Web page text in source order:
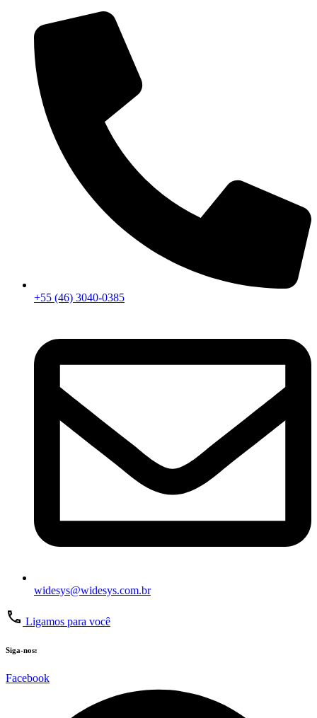
+55 (46) 3040-0385
widesys@widesys.com.br
Ligamos para você
Siga-nos:
Facebook